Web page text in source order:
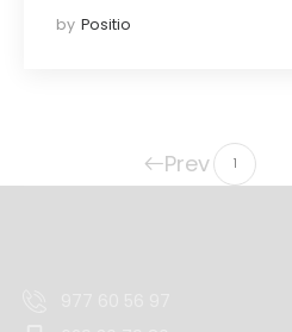
by Positio
Prev 1